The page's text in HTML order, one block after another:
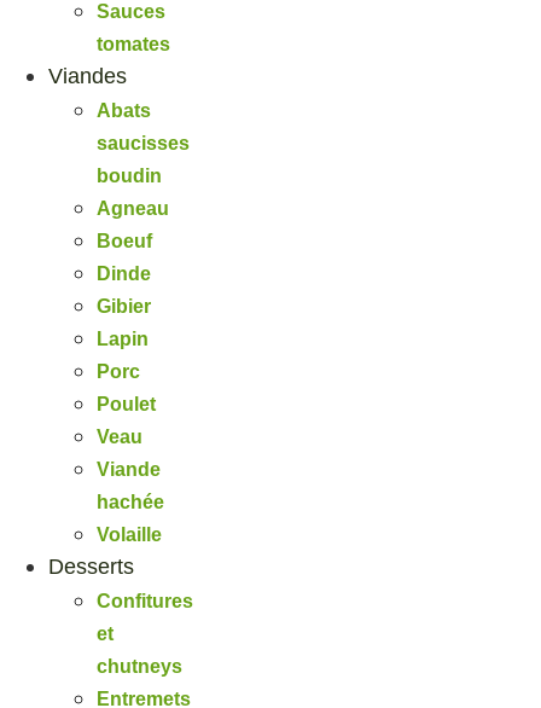
Sauces
tomates
Viandes
Abats
saucisses
boudin
Agneau
Boeuf
Dinde
Gibier
Lapin
Porc
Poulet
Veau
Viande
hachée
Volaille
Desserts
Confitures
et
chutneys
Entremets